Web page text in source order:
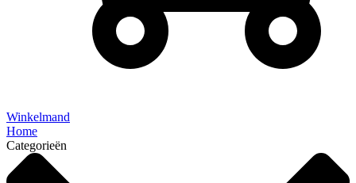
Winkelmand
Home
Categorieën